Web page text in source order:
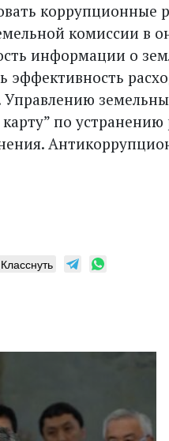
коррупционные
комиссии в
информации о
эффективность
Управлению
по устранению
Класснуть